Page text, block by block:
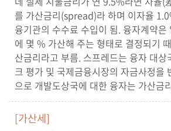
를 가산금리(spread)라 하며 이자율
융기관의 수수료 수입이 됨. 융자계약
에 몇 % 가산해 주는 형태로 결정되기
산금리라고 부름. 스프레드는 융자 대상
크 평가 및 국제금융시장의 자금사정을
으로 개발도상국에 대한 융자는 가산금
[가산세]